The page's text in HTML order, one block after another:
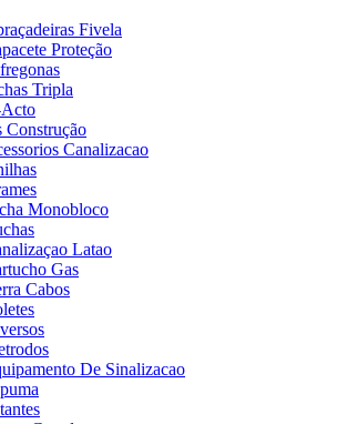
Fivela
Proteção
Tripla
Construção
Canalizacao
Monobloco
Latao
Gas
Cabos
De Sinalizacao